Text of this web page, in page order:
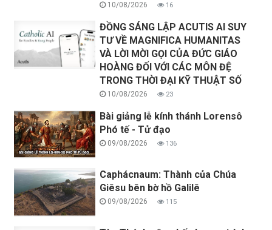
10/08/2026 16
ĐỒNG SÁNG LẬP ACUTIS AI SUY
TƯ VỀ MAGNIFICA HUMANITAS
VÀ LỜI MỜI GỌI CỦA ĐỨC GIÁO
HOÀNG ĐỐI VỚI CÁC MÔN ĐỆ
TRONG THỜI ĐẠI KỸ THUẬT SỐ
10/08/2026 23
Bài giảng lễ kính thánh Lorensô
Phó tế - Tử đạo
09/08/2026 136
Caphácnaum: Thành của Chúa
Giêsu bên bờ hồ Galilê
09/08/2026 115